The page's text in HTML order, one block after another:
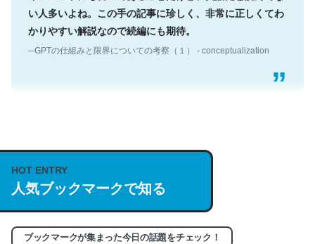
い人多いよね。この手の記事に珍しく、非常に正しくてわ
かりやすい解説なので続編にも期待。
説してる記事が少ないので貴重な良記事。/続編来た
https://isobe324649.hatenablog.com/entry/2023/03/27
/064121
─GPTの仕組みと限界についての考察（１） - conceptualization
HOT ENTRY
人気ブックマークで知る
ブックマークが集まった今日の話題をチェック！